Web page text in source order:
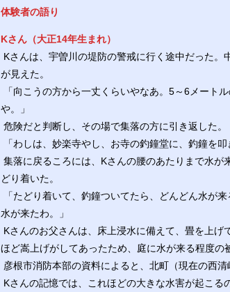
体験者の語り
Kさん（大正14年生まれ）
Kさんは、宇曽川の堤防の警戒に行く途中だった
が見えた。
「向こうの方から一丈くらいやなあ。5～6メート
や。」
危険だと判断し、その場で集落の方に引き返した。
「わしは、妙楽寺やし、お寺の釣鐘堂に、釣鐘を叩
集落に戻るころには、Kさんの腰のあたりまで水
どり着いた。
「たどり着いて、釣鐘ついてたら、どんどん水が
水が来たわ。」
Kさんのお父さんは、床上浸水に備えて、畳を上
ほど嵩上げがしてあったため、庭に水が来る程度の
彦根市消防本部の資料によると、北町（現在の西清
Kさんの記憶では、これほどの大きな水害が起こ